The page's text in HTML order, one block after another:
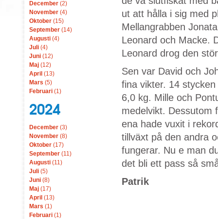
December (2)
November (4)
Oktober (15)
September (14)
Augusti (4)
Juli (4)
Juni (12)
Maj (12)
April (13)
Mars (5)
Februari (1)
2024
December (3)
November (8)
Oktober (17)
September (11)
Augusti (11)
Juli (5)
Juni (8)
Maj (17)
April (13)
Mars (1)
Februari (1)
ut att hålla i sig med
Mellangrabben
Leonard och Macke.
Leonard drog den
Sen var David och
fina vikter. 14
6,0 kg. Mille och
medelvikt. Dessutom
ena hade vuxit i
tillväxt på den andra
fungerar. Nu e man
det bli ett pass så
Patrik